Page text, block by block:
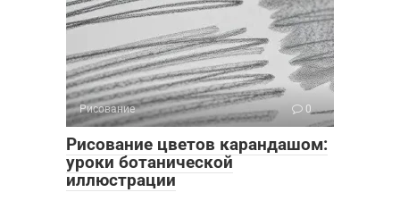
Рисование 0
Рисование цветов карандашом:
уроки ботанической
иллюстрации